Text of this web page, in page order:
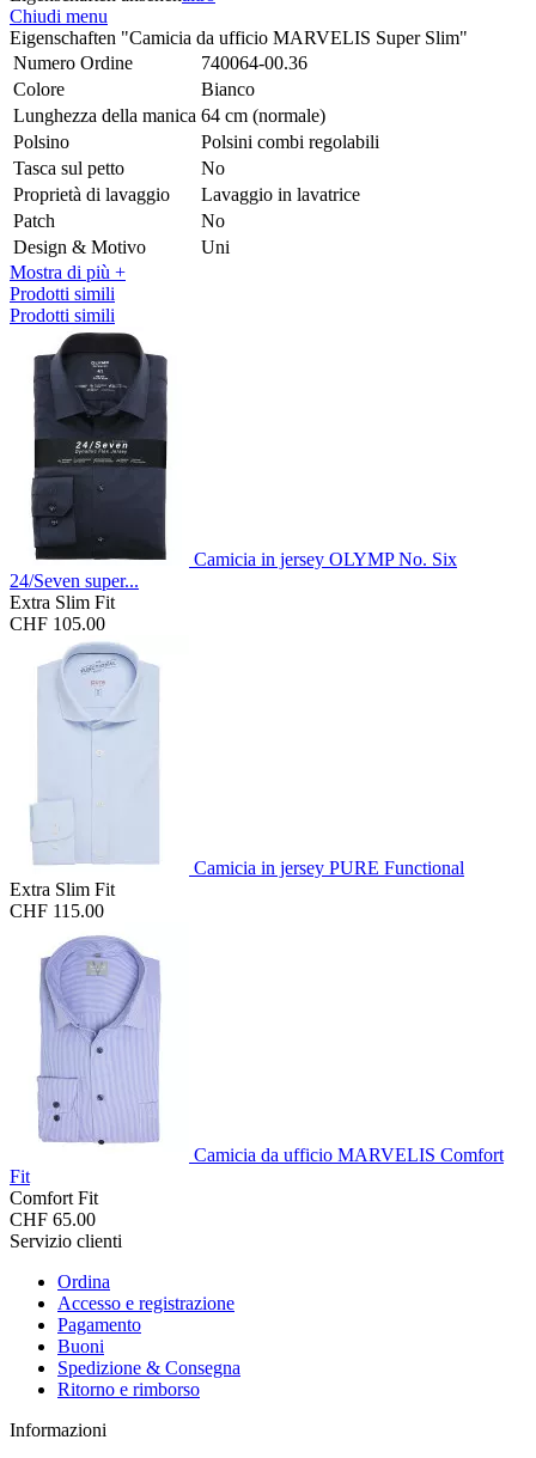
Chiudi menu
Eigenschaften "Camicia da ufficio MARVELIS Super Slim"
Numero Ordine
740064-00.36
Colore
Bianco
Lunghezza della manica 64 cm (normale)
Polsino
Polsini combi regolabili
Tasca sul petto
No
Proprietà di lavaggio
Lavaggio in lavatrice
Patch
No
Design & Motivo
Uni
Mostra di più +
Prodotti simili
Prodotti simili
Camicia in jersey OLYMP No. Six
24/Seven super...
Extra Slim Fit
CHF 105.00
Camicia in jersey PURE Functional
Extra Slim Fit
CHF 115.00
Camicia da ufficio MARVELIS Comfort
Fit
Comfort Fit
CHF 65.00
Servizio clienti
Ordina
Accesso e registrazione
Pagamento
Buoni
Spedizione & Consegna
Ritorno e rimborso
Informazioni